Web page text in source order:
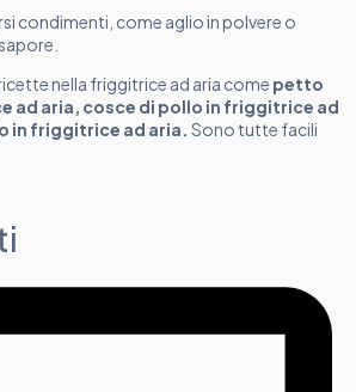
condimenti, come aglio in polvere o
nella friggitrice ad aria come petto
ad aria, cosce di pollo in friggitrice ad
in friggitrice ad aria. Sono tutte facili